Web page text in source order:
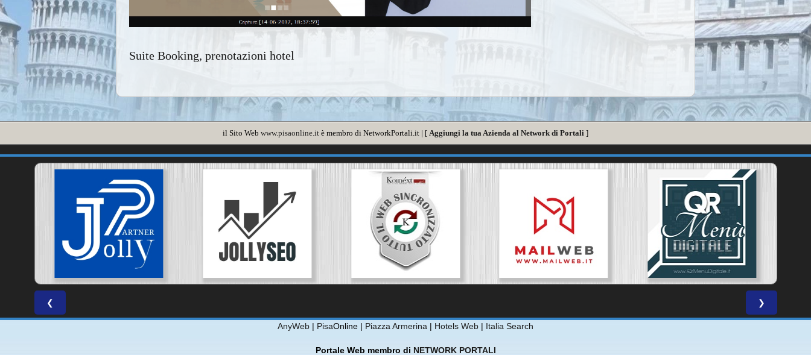
Suite Booking, prenotazioni hotel
il Sito Web www.pisaonline.it è membro di NetworkPortali.it | [ Aggiungi la tua Azienda al Network di Portali ]
❮ ❯
AnyWeb | PisaOnline | Piazza Armerina | Hotels Web | Italia Search
Portale Web membro di NETWORK PORTALI